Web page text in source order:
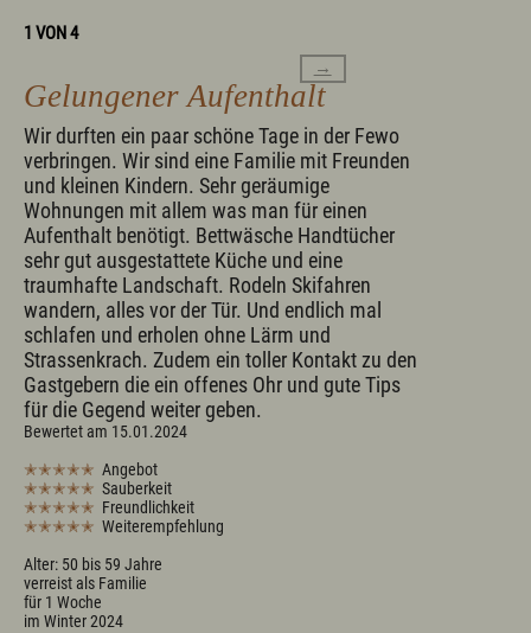
1 VON 4
→
Gelungener Aufenthalt
Wir durften ein paar schöne Tage in der Fewo
verbringen. Wir sind eine Familie mit Freunden
und kleinen Kindern. Sehr geräumige
Wohnungen mit allem was man für einen
Aufenthalt benötigt. Bettwäsche Handtücher
sehr gut ausgestattete Küche und eine
traumhafte Landschaft. Rodeln Skifahren
wandern, alles vor der Tür. Und endlich mal
schlafen und erholen ohne Lärm und
Strassenkrach. Zudem ein toller Kontakt zu den
Gastgebern die ein offenes Ohr und gute Tips
für die Gegend weiter geben.
Bewertet am 15.01.2024
✭✭✭✭✭ Angebot
✭✭✭✭✭ Sauberkeit
✭✭✭✭✭ Freundlichkeit
✭✭✭✭✭ Weiterempfehlung
Alter: 50 bis 59 Jahre
verreist als Familie
für 1 Woche
im Winter 2024